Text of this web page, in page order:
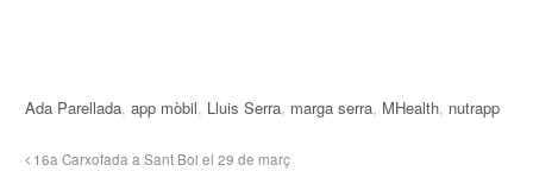
Ada Parellada,app mòbil, Lluis Serra, marga serra, MHealth, nutrapp
16a Carxofada a Sant Boi el 29 de març